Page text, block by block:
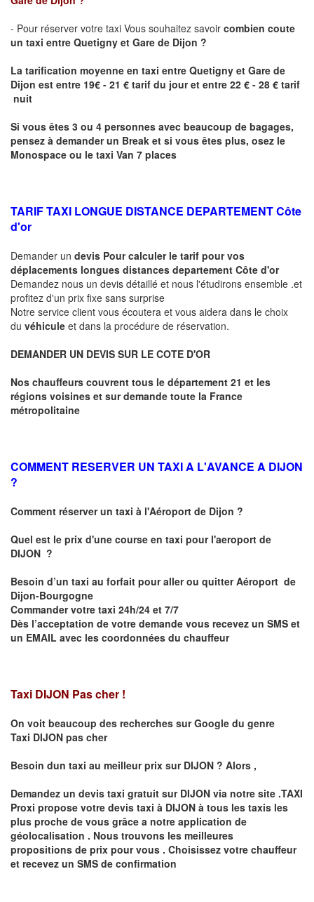
- Pour réserver votre taxi Vous souhaitez savoir combien coute
un taxi entre Quetigny et Gare de Dijon ?
La tarification moyenne en taxi entre Quetigny et Gare de
Dijon est entre 19€ - 21 € tarif du jour et entre 22 € - 28 € tarif
nuit
Si vous êtes 3 ou 4 personnes avec beaucoup de bagages,
pensez à demander un Break et si vous êtes plus, osez le
Monospace ou le taxi Van 7 places
TARIF TAXI LONGUE DISTANCE DEPARTEMENT Côte
d'or
Demander un devis Pour calculer le tarif pour vos
déplacements longues distances departement Côte d'or
Demandez nous un devis détaillé et nous l'étudirons ensemble .et
profitez d'un prix fixe sans surprise
Notre service client vous écoutera et vous aidera dans le choix
du véhicule et dans la procédure de réservation.
DEMANDER UN DEVIS SUR LE COTE D'OR
Nos chauffeurs couvrent tous le département 21 et les
régions voisines et sur demande toute la France
métropolitaine
COMMENT RESERVER UN TAXI A L'AVANCE A DIJON
?
Comment réserver un taxi à l'Aéroport de Dijon ?
Quel est le prix d'une course en taxi pour l'aeroport de
DIJON ?
Besoin d’un taxi au forfait pour aller ou quitter Aéroport de
Dijon-Bourgogne
Commander votre taxi 24h/24 et 7/7
Dès l’acceptation de votre demande vous recevez un SMS et
un EMAIL avec les coordonnées du chauffeur
Taxi DIJON Pas cher !
On voit beaucoup des recherches sur Google du genre
Taxi DIJON pas cher
Besoin dun taxi au meilleur prix sur DIJON ? Alors ,
Demandez un devis taxi gratuit sur DIJON via notre site .TAXI
Proxi propose votre devis taxi à DIJON à tous les taxis les
plus proche de vous grâce a notre application de
géolocalisation . Nous trouvons les meilleures
propositions de prix pour vous . Choisissez votre chauffeur
et recevez un SMS de confirmation